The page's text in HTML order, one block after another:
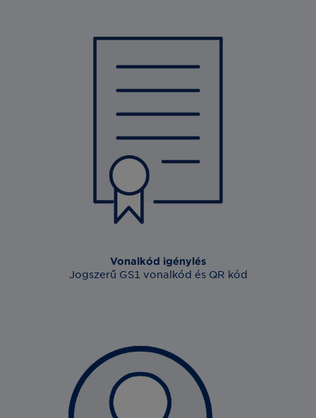
Vonalkód igénylés
Jogszerű GS1 vonalkód és QR kód